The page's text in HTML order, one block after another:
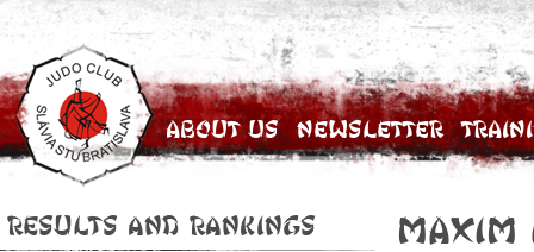
About Us Newsletter
Results and Rankings